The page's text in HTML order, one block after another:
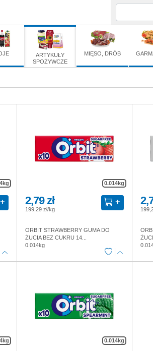
ARTYKUŁY
SPOŻYWCZE
MIĘSO, DRÓB
0.014kg
2,79 zł
199,29 zł/kg
ORBIT STRAWBERRY GUMA DO
ŻUCIA BEZ CUKRU 14...
0.014kg
0.014kg